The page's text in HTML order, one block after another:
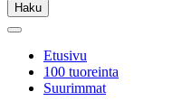
Haku
Etusivu
100 tuoreinta
Suurimmat